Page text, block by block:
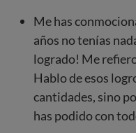
Me has
años no tenías
logrado! Me
Hablo de esos
cantidades, sino
has podido con